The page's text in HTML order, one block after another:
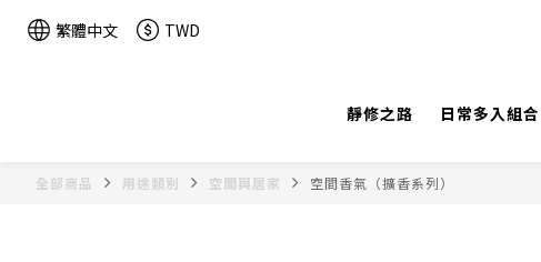
繁體中文 TWD
靜修之路 日常多入組合
全部商品 用途類別 空間與居家 空間香氣（擴香系列）